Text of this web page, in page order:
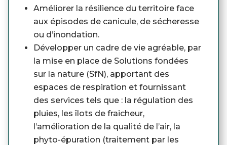
Améliorer la résilience du territoire face
aux épisodes de canicule, de sécheresse
ou d’inondation.
Développer un cadre de vie agréable, par
la mise en place de Solutions fondées
sur la nature (SfN), apportant des
espaces de respiration et fournissant
des services tels que : la régulation des
pluies, les îlots de fraicheur,
l’amélioration de la qualité de l’air, la
phyto-épuration (traitement par les